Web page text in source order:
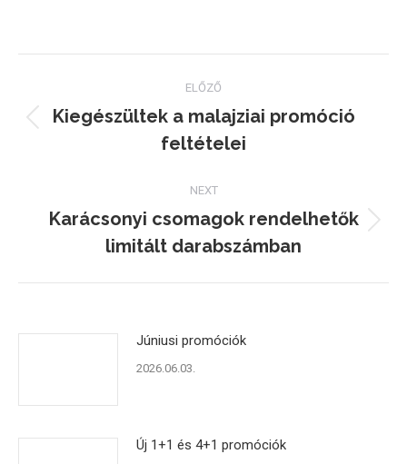
navigation
ELŐZŐ
Previous
post:
Kiegészültek a malajziai promóció
feltételei
NEXT
Next
post:
Karácsonyi csomagok rendelhetők
limitált darabszámban
Júniusi promóciók
2026.06.03.
Új 1+1 és 4+1 promóciók